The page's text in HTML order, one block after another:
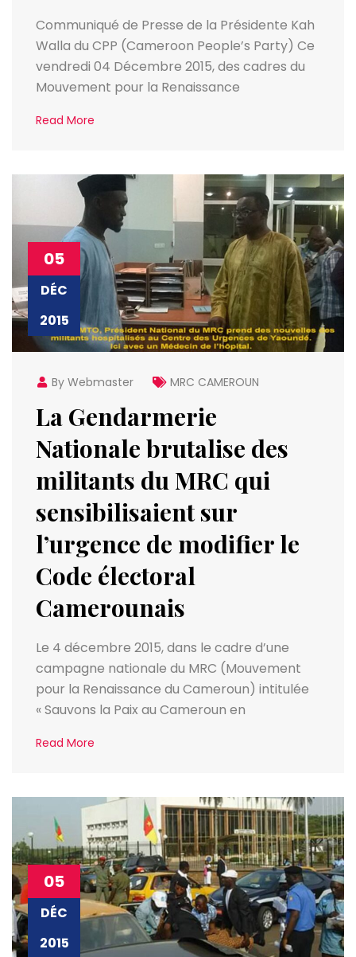
Communiqué de Presse de la Présidente Kah
Walla du CPP (Cameroon People’s Party) Ce
vendredi 04 Décembre 2015, des cadres du
Mouvement pour la Renaissance
Read More
05
DÉC
2015
By Webmaster MRC CAMEROUN
La Gendarmerie
Nationale brutalise des
militants du MRC qui
sensibilisaient sur
l’urgence de modifier le
Code électoral
Camerounais
Le 4 décembre 2015, dans le cadre d’une
campagne nationale du MRC (Mouvement
pour la Renaissance du Cameroun) intitulée
« Sauvons la Paix au Cameroun en
Read More
05
DÉC
2015